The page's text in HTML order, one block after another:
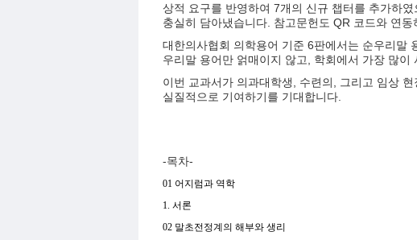
상적 요구를 반영하여 7개의 신규 챕터를 추가하
충실히 담아냈습니다. 참고문헌도 QR 코드와 연
대한의사협회 의학용어 기준 6판에서는 순우리말
우리말 용어만 얽매이지 않고, 학회에서 가장 많
이번 교과서가 의과대학생, 수련의, 그리고 임상
실질적으로 기여하기를 기대합니다.
-목차-
01 어지럼과 역학
1. 서론
02 말초전정계의 해부와 생리